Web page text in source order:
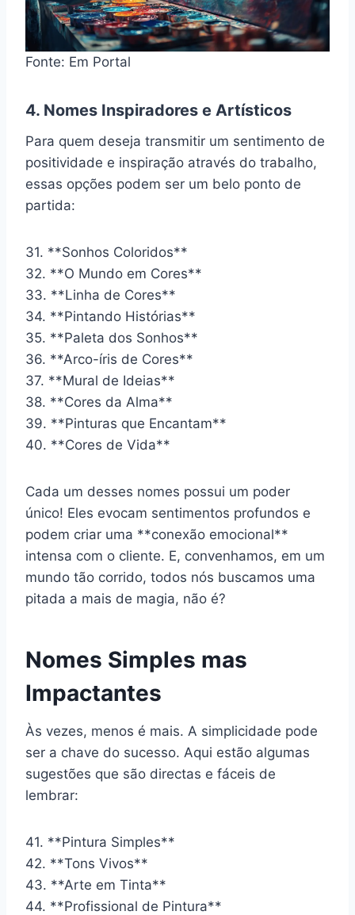
Fonte: Em Portal
4. Nomes Inspiradores e Artísticos
Para quem deseja transmitir um sentimento de
positividade e inspiração através do trabalho,
essas opções podem ser um belo ponto de
partida:
31. **Sonhos Coloridos**
32. **O Mundo em Cores**
33. **Linha de Cores**
34. **Pintando Histórias**
35. **Paleta dos Sonhos**
36. **Arco-íris de Cores**
37. **Mural de Ideias**
38. **Cores da Alma**
39. **Pinturas que Encantam**
40. **Cores de Vida**
Cada um desses nomes possui um poder
único! Eles evocam sentimentos profundos e
podem criar uma **conexão emocional**
intensa com o cliente. E, convenhamos, em um
mundo tão corrido, todos nós buscamos uma
pitada a mais de magia, não é?
Nomes Simples mas
Impactantes
Às vezes, menos é mais. A simplicidade pode
ser a chave do sucesso. Aqui estão algumas
sugestões que são directas e fáceis de
lembrar:
41. **Pintura Simples**
42. **Tons Vivos**
43. **Arte em Tinta**
44. **Profissional de Pintura**